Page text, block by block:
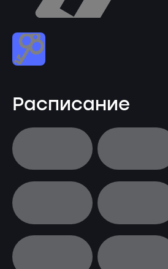
Расписание